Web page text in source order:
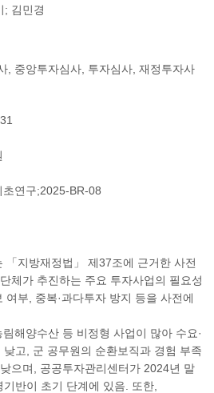
; 김민경
, 중앙투자심사, 투자심사, 재정투자사
초연구;2025-BR-08
「지방재정법」 제37조에 근거한 사전
체가 추진하는 주요 투자사업의 필요성
부, 중복·과다투자 방지 등을 사전에
해양수산 등 비정형 사업이 많아 수요·
낮고, 군 공무원의 순환보직과 경험 부족
으며, 공공투자관리센터가 2024년 말
반이 초기 단계에 있음. 또한,